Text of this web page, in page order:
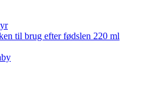
til brug efter fødslen 220 ml